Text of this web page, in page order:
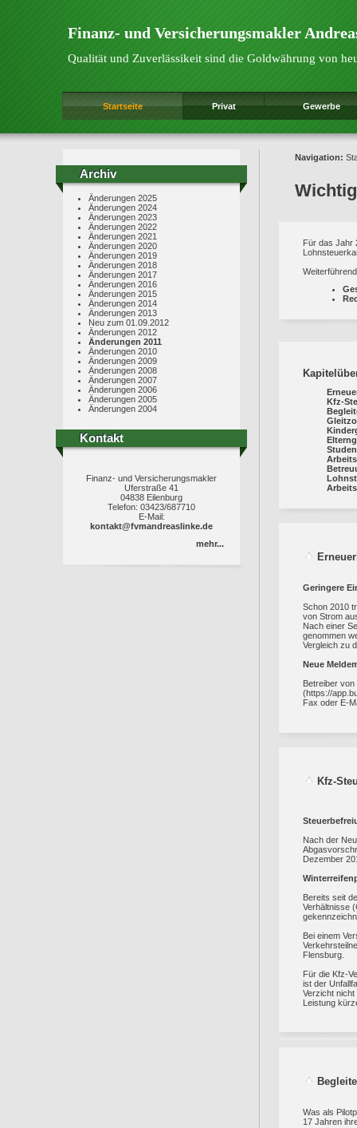
Finanz- und Versicherungsmakler
Qualität und Zuverlässikeit sind die Goldwährung von
Startseite Privat Gewerbe
Archiv
Archiv
Änderungen 2025
Änderungen 2024
Änderungen 2023
Änderungen 2022
Änderungen 2021
Änderungen 2020
Änderungen 2019
Änderungen 2018
Änderungen 2017
Änderungen 2016
Änderungen 2015
Änderungen 2014
Änderungen 2013
Neu zum 01.09.2012
Änderungen 2012
Änderungen 2011
Änderungen 2010
Änderungen 2009
Änderungen 2008
Änderungen 2007
Änderungen 2006
Änderungen 2005
Änderungen 2004
Kontakt
Kontakt
Finanz- und Versicherungsmakler
Uferstraße 41
04838 Eilenburg
Telefon: 03423/687710
E-Mail:
kontakt@fvmandreaslinke.de
mehr...
Navigation:
Für das Jahr
Kfz-
Geringere
Schon 2010
von Strom
Nach einer
genommen
Vergleich zu
Neue
Betreiber
(https://
Fax oder E-
Kfz-
Nach der
Dezember
Bereits seit
Verhältnisse
Bei einem
Flensburg.
Für die Kfz-
ist der
Verzicht
Leistung
Was als
17 Jahren